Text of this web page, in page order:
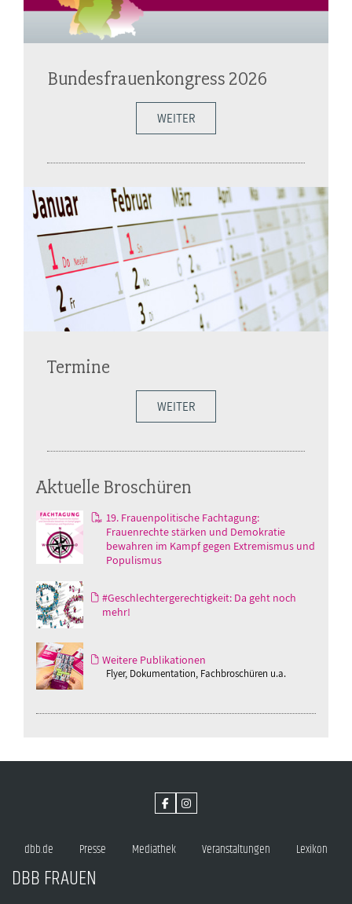
Bundesfrauenkongress 2026
WEITER
Termine
WEITER
Aktuelle Broschüren
19. Frauenpolitische Fachtagung:
Frauenrechte stärken und Demokratie
bewahren im Kampf gegen Extremismus und
Populismus
#Geschlechtergerechtigkeit: Da geht noch
mehr!
Weitere Publikationen
Flyer, Dokumentation, Fachbroschüren u.a.
dbb.de Presse Mediathek Veranstaltungen Lexikon
DBB FRAUEN